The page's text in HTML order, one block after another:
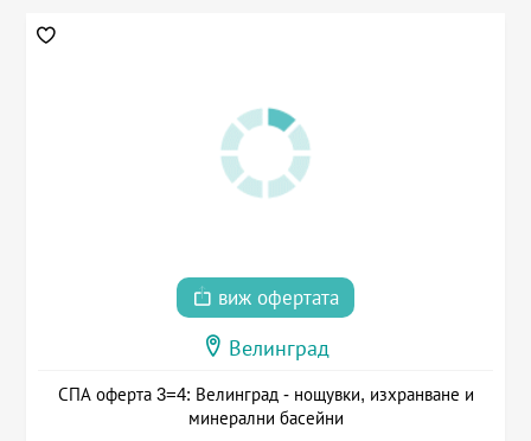
виж офертата
Велинград
СПА оферта 3=4: Велинград - нощувки, изхранване и
минерални басейни